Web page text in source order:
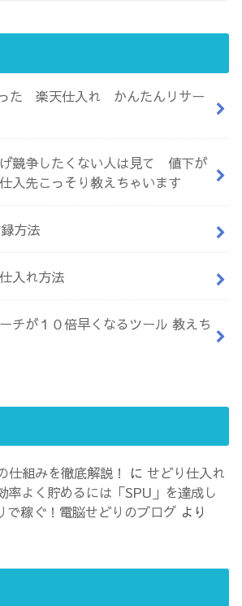
た 楽天仕入れ かんたんリサー
競争したくない人は見て 値下が
入先こっそり教えちゃいます
方法
入れ方法
チが１０倍早くなるツール 教えち
仕組みを徹底解説！ にせどり仕入れ
率よく貯めるには「SPU」を達成し
で稼ぐ！電脳せどりのブログ より